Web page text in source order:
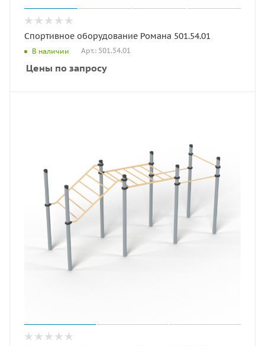
Спортивное оборудование Романа 501.54.01
В наличии Арт.: 501.54.01
Цены по запросу